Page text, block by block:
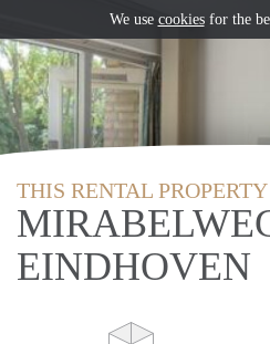
THIS RENTAL
EINDHOVEN
We use cookiesfor the